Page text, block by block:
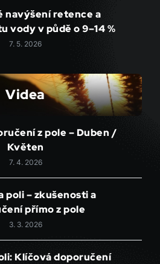
navýšení retence a
vody v půdě o 9–14 %
7. 5. 2026
Videa
z pole – Duben /
Květen
7. 4. 2026
poli – zkušenosti a
přímo z pole
3. 3. 2026
Klíčová doporučení